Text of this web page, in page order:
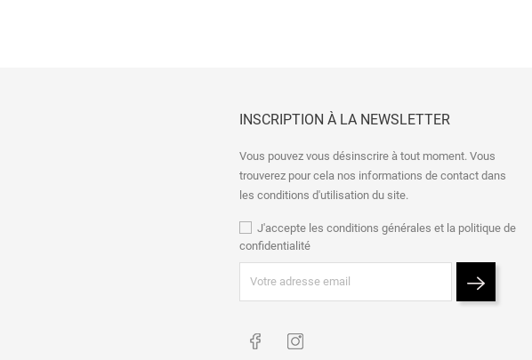
INSCRIPTION À LA NEWSLETTER
Vous pouvez vous désinscrire à tout moment. Vous
trouverez pour cela nos informations de contact dans
les conditions d'utilisation du site.
J'accepte les conditions générales et la politique de
confidentialité